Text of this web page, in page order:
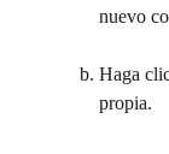
nuevo
Haga
propia.